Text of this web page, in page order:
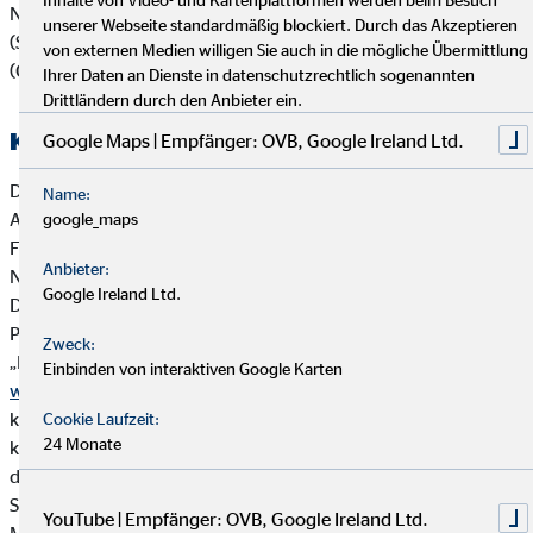
Nachhaltigkeitsaspekten wie Umwelt (Environment), Soziales
(Social) und verantwortungsvolle Unternehmensführung
(Governance):
Kooperierende Produktgesellschaften
Die OVB Vermögensberatung AG arbeitet vorrangig mit
Anbietern von Versicherungsanlageprodukten und
Finanzanlageprodukten zusammen, die ihrerseits
Nachhaltigkeitsaspekte in die Produktkonzeption einbeziehen.
Die OVB Vermögensberatung AG und wesentliche
Produktpartner der OVB haben sich der Brancheninitiative
„Nachhaltigkeit in der Lebensversicherung“ angeschlossen:
www.branchen-initiative.de
konforme Kapitalanlagen in der Lebensversicherung zu
konzipieren (ESG = environmental, social and governance),
d.h. Versicherungsanlageprodukte, die speziell Umwelt-,
Sozial- und Arbeitnehmerbelange berücksichtigen,
unserer Webseite standardmäßig blockiert. Durch das Akzeptieren
von externen Medien willigen Sie auch in die mögliche Übermittlung
Ihrer Daten an Dienste in datenschutzrechtlich sogenannten
Drittländern durch den Anbieter ein.
Google Maps | Empfänger: OVB, Google Ireland Ltd.
Name:
google_maps
Anbieter:
Google Ireland Ltd.
Zweck:
Einbinden von interaktiven Google Karten
Cookie Laufzeit:
24 Monate
YouTube | Empfänger: OVB, Google Ireland Ltd.